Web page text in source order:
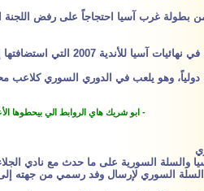
بطولة غرب آسيا احتجاجاً على رفض اللجنة
يتم الاعتراض آنذاك على هويته وجواز سفره السوري، كما يشير لذلك إداريو نادي الجلاء.
وهو يلعب في الدوري السوري كلاعب
- ابو شريك هاي الروابط الي بيحطوها
والسلة السورية على ما حدث مع نادي
السلة السوري لإرسال وفد رسمي من جهته